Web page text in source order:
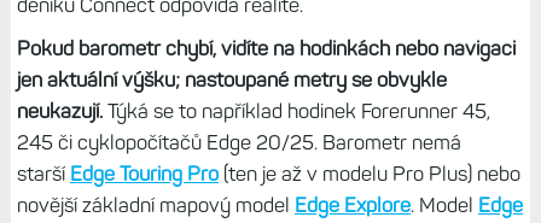
deníku Connect odpovídá realitě.
Pokud barometr chybí, vidíte na hodinkách nebo navigaci
jen aktuální výšku; nastoupané metry se obvykle
neukazují.Týká se to například hodinek Forerunner 45,
245 či cyklopočítačů Edge 20/25. Barometr nemá
starší Edge Touring Pro(ten je až v modelu Pro Plus) nebo
novější základní mapový model Edge Explore. Model Edge